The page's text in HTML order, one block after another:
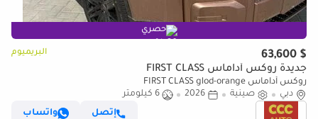
حصري
$ 63,600 البريميوم
جديدة روكس أداماس FIRST CLASS
روكس أداماس FIRST CLASS glod-orange
دبي
صينية 2026
6 كيلومتر
إتصل
واتساب